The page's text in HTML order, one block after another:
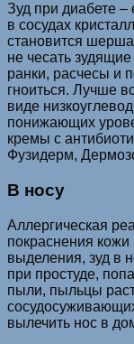
Зуд при диабете –
в сосудах
становится
не чесать
ранки, расчесы и
гноиться. Лучше
виде
понижающих
кремы с
Фузидерм,
В носу
Аллергическая
покраснения
выделения, зуд в
при простуде,
пыли, пыльцы
вылечить нос в